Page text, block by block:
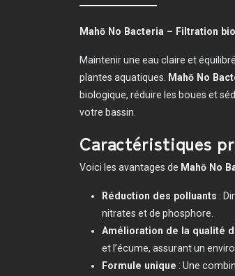
Mahō No Bacteria – Filtration
Maintenir une eau claire et
plantes aquatiques. Mahō No
biologique, réduire les boues et
votre bassin.
Caractéristiques
Voici les avantages de Mahō No
Réduction des polluants :
nitrates et de phosphore.
Amélioration de la qualité
et l’écume, assurant un
Formule unique : Une